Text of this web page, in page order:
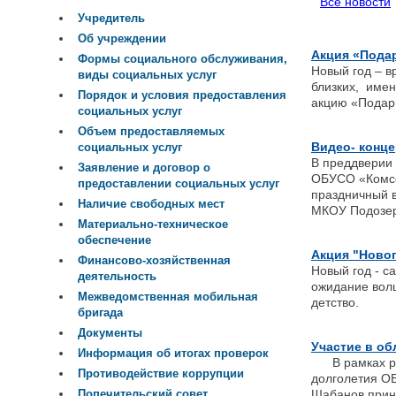
Акция
Новый год –
близких,
акцию
Видео-
В преддверии
ОБУСО
праздничный
МКОУ
Акция
Новый год -
ожидание
детство.
Участие в
В рамках
долголетия
Учредитель
Об учреждении
Формы социального обслуживания,
виды социальных услуг
Порядок и условия предоставления
социальных услуг
Объем предоставляемых
социальных услуг
Заявление и договор о
предоставлении социальных услуг
Наличие свободных мест
Материально-техническое
обеспечение
Финансово-хозяйственная
деятельность
Межведомственная мобильная
бригада
Документы
Информация об итогах проверок
Противодействие коррупции